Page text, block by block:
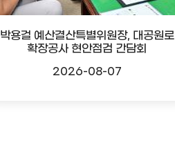
박용걸 예산결산특별위원장, 대공원로
확장공사 현안점검 간담회
2026-08-07